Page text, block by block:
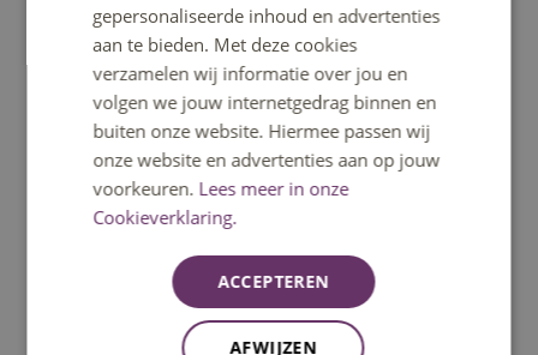
a.ros@fontys.nl
08850 72028
gepersonaliseerde inhoud en advertenties
aan te bieden. Met deze cookies
verzamelen wij informatie over jou en
volgen we jouw internetgedrag binnen en
buiten onze website. Hiermee passen wij
onze website en advertenties aan op jouw
voorkeuren. Lees meer in onze
Cookieverklaring.
ACCEPTEREN
AFWIJZEN